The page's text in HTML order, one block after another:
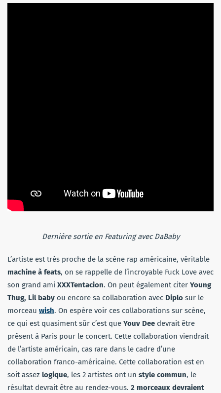
Dernière sortie en Featuring avec DaBaby
L’artiste est très proche de la scène rap américaine, véritable
machine à feats, on se rappelle de l’incroyable Fuck Love avec
son grand ami XXXTentacion. On peut également citer Young
Thug, Lil baby ou encore sa collaboration avec Diplo sur le
morceau wish. On espère voir ces collaborations sur scène,
ce qui est quasiment sûr c’est que Youv Dee devrait être
présent à Paris pour le concert. Cette collaboration viendrait
de l’artiste américain, cas rare dans le cadre d’une
collaboration franco-américaine. Cette collaboration est en
soit assez logique, les 2 artistes ont un style commun, le
résultat devrait être au rendez-vous. 2 morceaux devraient